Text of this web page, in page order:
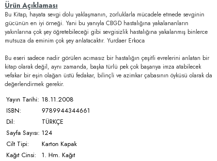
Ürün Açıklaması
Bu Kitap, hayata sevgi dolu yaklaşmanın, zorluklarla mücadele etmede sevginin
gücünün en iyi örneği. Yani bu yanıyla CBGD hastalığına yakalananların
yakınlarına çok şey öğretebileceği gibi sevgisizlik hastalığına yakalanmış binlerce
mutsuza da eminim çok şey anlatacaktır. Yurdaer Erkoca
Bu eseri sadece nadir görülen acımasız bir hastalığın çeşitli evrelerini anlatan bir
kitap olarak değil, aynı zamanda, başka türlü pek çok başarıya imza atabilecek
vefakar bir eşin olağan üstü fedakar, bilinçli ve azimkar çabasının öyküsü olarak da
değerlendirmek gerekir.
Yayın Tarihi: 18.11.2008
ISBN:
9789944344661
Dil:
TÜRKÇE
Sayfa Sayısı: 124
Cilt Tipi:
Karton Kapak
Kağıt Cinsi:
1. Hm. Kağıt